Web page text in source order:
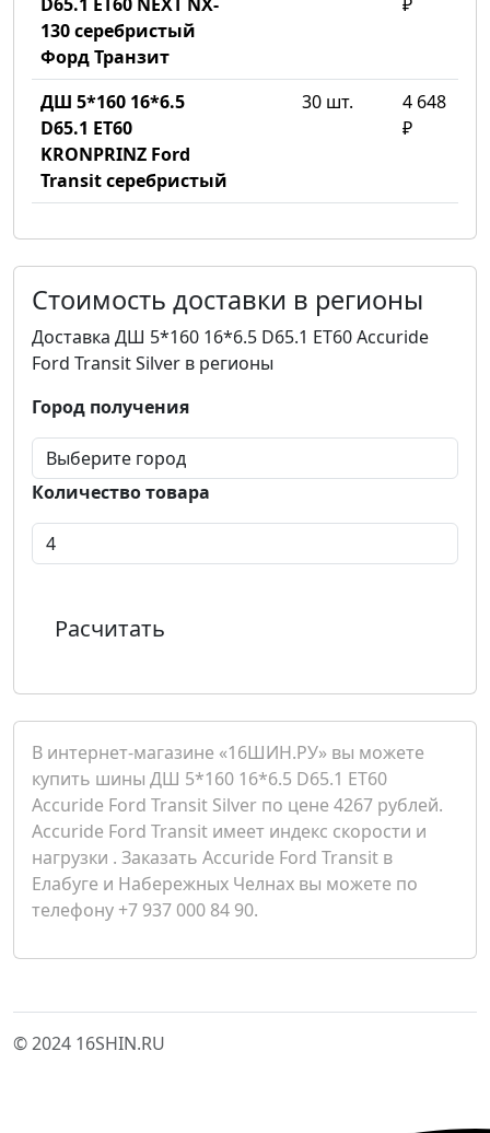
130 серебристый
Форд Транзит
ДШ 5*160 16*6.5
D65.1 ET60
KRONPRINZ Ford
Transit серебристый
30 шт.
4 648
₽
Стоимость доставки в регионы
Доставка ДШ 5*160 16*6.5 D65.1 ET60 Accuride
Ford Transit Silver в регионы
Город получения
Количество товара
Расчитать
В интернет-магазине «16ШИН.РУ» вы можете
купить шины ДШ 5*160 16*6.5 D65.1 ET60
Accuride Ford Transit Silver по цене 4267 рублей.
Accuride Ford Transit имеет индекс скорости и
нагрузки . Заказать Accuride Ford Transit в
Елабуге и Набережных Челнах вы можете по
телефону +7 937 000 84 90.
© 2024 16SHIN.RU